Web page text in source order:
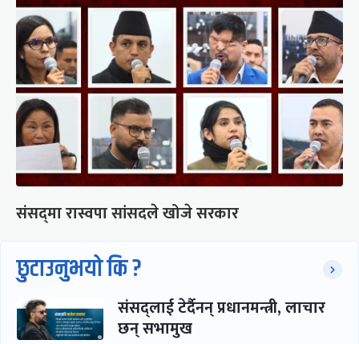
संसद्‍मा रास्वपा सांसदले खोजे सरकार
छुटाउनुभयो कि ?
संसद्लाई टेर्दैनन् प्रधानमन्त्री, लाचार
छन् सभामुख